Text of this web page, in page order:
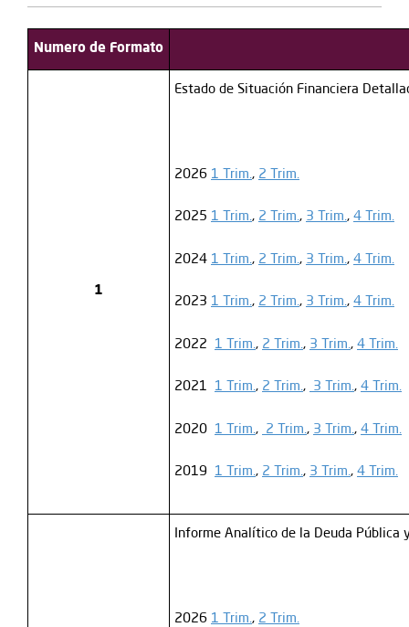
Numero de Formato
1
Estado de Situación Financiera
2026 1 Trim., 2 Trim.
2025 1 Trim., 2 Trim., 3 Trim., 4 Trim.
2024 1 Trim., 2 Trim., 3 Trim., 4 Trim.
2023 1 Trim., 2 Trim., 3 Trim., 4 Trim.
2022 1 Trim., 2 Trim., 3 Trim., 4 Trim.
2021 1 Trim., 2 Trim., 3 Trim., 4 Trim.
2020 1 Trim., 2 Trim., 3 Trim., 4 Trim.
2019 1 Trim., 2 Trim., 3 Trim., 4 Trim.
Informe Analítico de la Deuda Pública
2026 1 Trim., 2 Trim.